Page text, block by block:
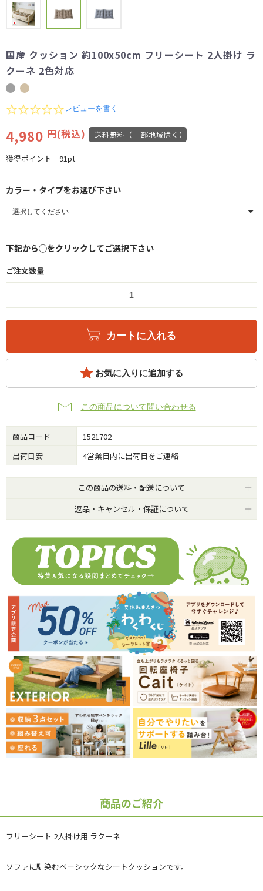
国産 クッション 約100x50cm フリーシート 2人掛け ラ
クーネ 2色対応
0.0
rating
レビューを書く
4,980 円(税込) 送料無料（一部地域除く）
獲得ポイント 91pt
カラー・タイプをお選び下さい
下記から◯をクリックしてご選択下さい
ご注文数量
カートに入れる
お気に入りに追加する
この商品について問い合わせる
商品コード
1521702
出荷目安
4営業日内に出荷日をご連絡
この商品の送料・配送について
返品・キャンセル・保証について
商品のご紹介
フリーシート 2人掛け用 ラクーネ
ソファに馴染むベーシックなシートクッションです。